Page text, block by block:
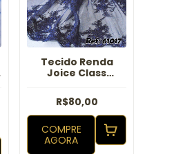
Tecido Renda
Joice Class
R$80,00
COMPRE
AGORA